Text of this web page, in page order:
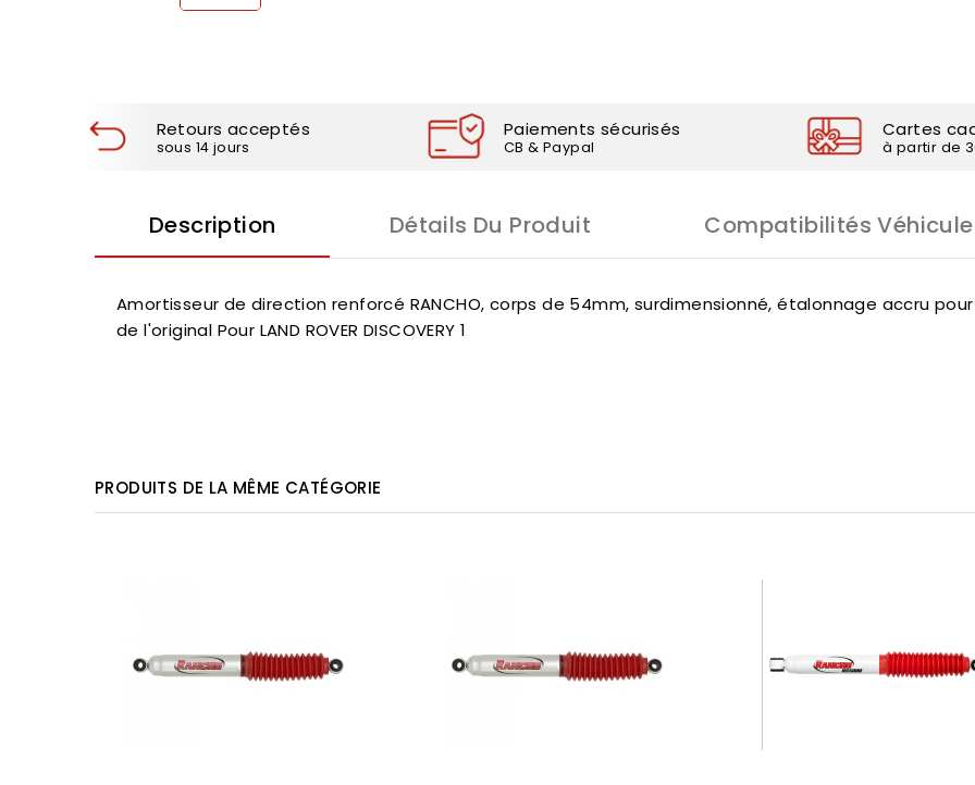
Retours acceptés
sous 14 jours
Paiements sécurisés
CB & Paypal
Cartes
à partir de
Description Détails Du Produit Compatibilités
Amortisseur de direction renforcé RANCHO, corps de 54mm, surdimensionné, étalonnage accru
de l'original Pour LAND ROVER DISCOVERY 1
PRODUITS DE LA MÊME CATÉGORIE